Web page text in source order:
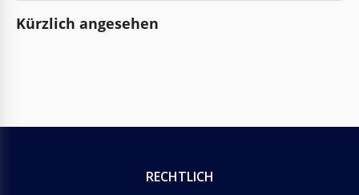
Kürzlich angesehen
RECHTLICH